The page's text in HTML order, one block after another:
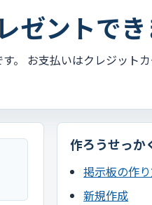
ントでき
。 お支払いはクレジット
作ろうせっか
掲示板の作
新規作成